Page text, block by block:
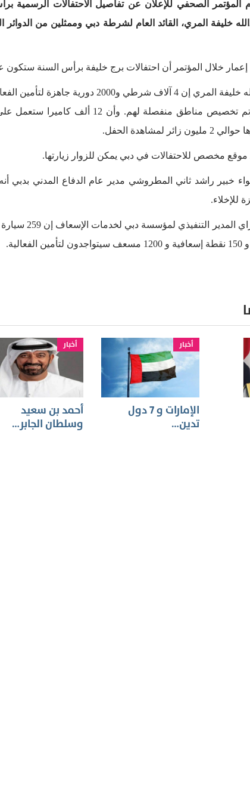
خليفة المري، القائد العام لشرطة دبي وممثلين من الدوائر
خلال المؤتمر أن احتفالات برج خليفة برأس السنة ستكون
وقال اللواء عبدالله خليفة المري إن 4 آلاف
وأخرى للعوائل وتم تخصيص مناطق منفصلة
لمشاهدة الحفل.
للإخلاء.
وقال خليفة بن
أخبار
الإمارات و 7 دول
تدين…
أخبار
أحمد بن سعيد
وسلطان الجابر…